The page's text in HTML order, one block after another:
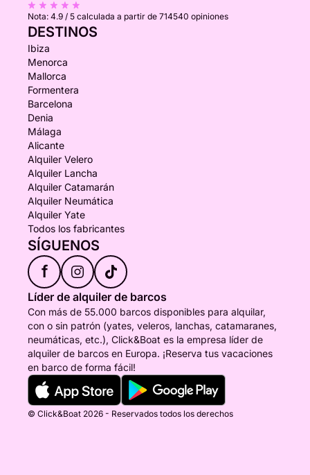
Nota: 4.9 / 5 calculada a partir de 714540 opiniones
DESTINOS
Ibiza
Menorca
Mallorca
Formentera
Barcelona
Denia
Málaga
Alicante
Alquiler Velero
Alquiler Lancha
Alquiler Catamarán
Alquiler Neumática
Alquiler Yate
Todos los fabricantes
SÍGUENOS
f
Líder de alquiler de barcos
Con más de 55.000 barcos disponibles para alquilar,
con o sin patrón (yates, veleros, lanchas, catamaranes,
neumáticas, etc.), Click&Boat es la empresa líder de
alquiler de barcos en Europa. ¡Reserva tus vacaciones
en barco de forma fácil!
© Click&Boat 2026 - Reservados todos los derechos